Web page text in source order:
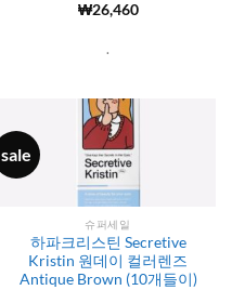
5 중에서
₩26,460
.
sale
슈퍼세일
하파크리스틴 Secretive
Kristin 원데이 컬러렌즈
Antique Brown (10개들이)